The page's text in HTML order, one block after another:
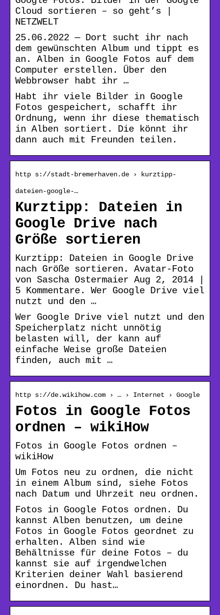
Cloud sortieren – so geht’s |
NETZWELT
25.06.2022 — Dort sucht ihr nach
dem gewünschten Album und tippt es
an. Alben in Google Fotos auf dem
Computer erstellen. Über den
Webbrowser habt ihr …
Habt ihr viele Bilder in Google
Fotos gespeichert, schafft ihr
Ordnung, wenn ihr diese thematisch
in Alben sortiert. Die könnt ihr
dann auch mit Freunden teilen.
http s://stadt-bremerhaven.de › kurztipp-
dateien-google-…
Kurztipp: Dateien in
Google Drive nach
Größe sortieren
Kurztipp: Dateien in Google Drive
nach Größe sortieren. Avatar-Foto
von Sascha Ostermaier Aug 2, 2014 |
5 Kommentare. Wer Google Drive viel
nutzt und den …
Wer Google Drive viel nutzt und den
Speicherplatz nicht unnötig
belasten will, der kann auf
einfache Weise große Dateien
finden, auch mit …
http s://de.wikihow.com › … › Internet › Google
Fotos in Google Fotos
ordnen – wikiHow
Fotos in Google Fotos ordnen –
wikiHow
Um Fotos neu zu ordnen, die nicht
in einem Album sind, siehe Fotos
nach Datum und Uhrzeit neu ordnen.
Fotos in Google Fotos ordnen. Du
kannst Alben benutzen, um deine
Fotos in Google Fotos geordnet zu
erhalten. Alben sind wie
Behältnisse für deine Fotos – du
kannst sie auf irgendwelchen
Kriterien deiner Wahl basierend
einordnen. Du hast…